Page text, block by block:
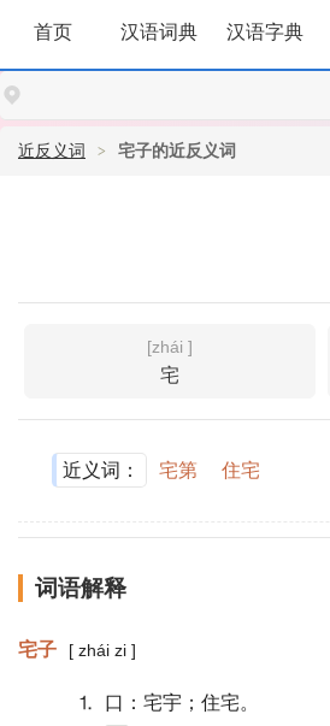
首页 汉语词典 汉语字典
近反义词 宅子的近反义词
[zhái ]
宅
近义词： 宅第 住宅
词语解释
宅子 [ zhái zi ]
⒈ 口：宅宇；住宅。